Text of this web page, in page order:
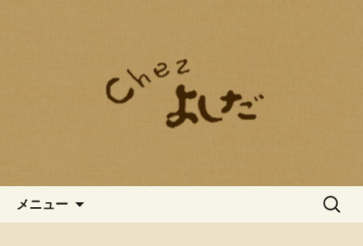
chezよしだのブログ
飾らない雰囲気の中で、旬の素材を使
ったフレンチをお愉しみいただくこと
ができます。普段の忙しない時の流れ
い。
メニュー
検